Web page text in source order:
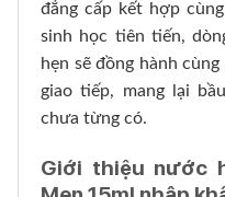
đẳng cấp kết hợp
sinh học tiên tiến,
hẹn sẽ đồng hành
giao tiếp, mang lại
chưa từng có.
Giới thiệu nước